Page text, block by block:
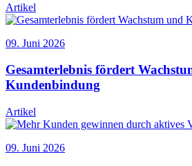
Artikel
09. Juni 2026
Gesamterlebnis fördert
Kundenbindung
Artikel
09. Juni 2026